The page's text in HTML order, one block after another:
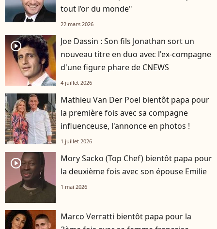
tout l’or du monde"
22 mars 2026
player2
Joe Dassin : Son fils Jonathan sort un
nouveau titre en duo avec l'ex-compagne
d'une figure phare de CNEWS
4 juillet 2026
Mathieu Van Der Poel bientôt papa pour
la première fois avec sa compagne
influenceuse, l'annonce en photos !
1 juillet 2026
player2
Mory Sacko (Top Chef) bientôt papa pour
la deuxième fois avec son épouse Emilie
1 mai 2026
Marco Verratti bientôt papa pour la